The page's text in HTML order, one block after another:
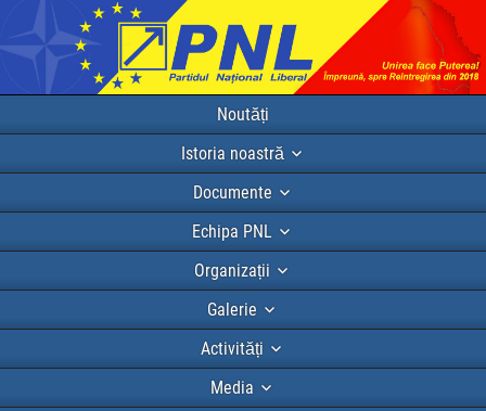
Noutăți
Istoria noastră
Documente
Echipa PNL
Organizații
Galerie
Activități
Media